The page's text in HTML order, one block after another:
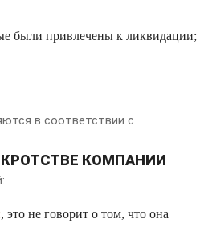
были привлечены к ликвидации;
в соответствии с
КОМПАНИИ
, это не говорит о том, что она